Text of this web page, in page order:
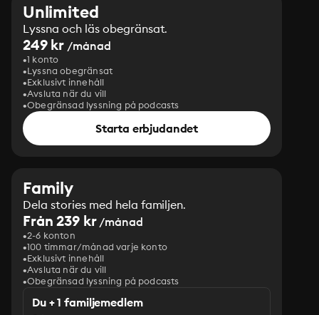
Unlimited
Lyssna och läs obegränsat.
249 kr /månad
1 konto
Lyssna obegränsat
Exklusivt innehåll
Avsluta när du vill
Obegränsad lyssning på podcasts
Starta erbjudandet
Family
Dela stories med hela familjen.
Från 239 kr/månad
2-6 konton
100 timmar/månad varje konto
Exklusivt innehåll
Avsluta när du vill
Obegränsad lyssning på podcasts
Du + 1 familjemedlem